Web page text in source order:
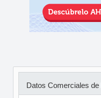
Datos Comerciales de